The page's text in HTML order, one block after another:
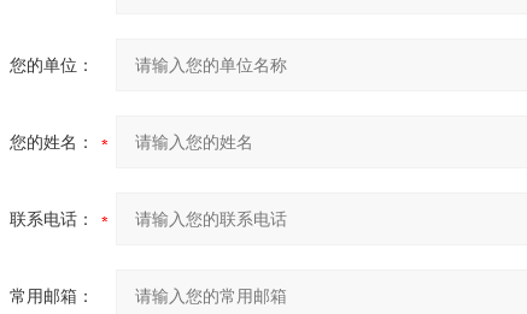
您的单位：
您的姓名：
联系电话：
常用邮箱：